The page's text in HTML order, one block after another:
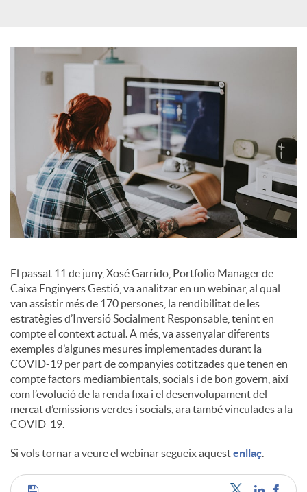
s
El passat 11 de juny, Xosé Garrido, Portfolio Manager de
Caixa Enginyers Gestió, va analitzar en un webinar, al qual
van assistir més de 170 persones, la rendibilitat de les
estratègies d’Inversió Socialment Responsable, tenint en
compte el context actual. A més, va assenyalar diferents
exemples d’algunes mesures implementades durant la
COVID-19 per part de companyies cotitzades que tenen en
compte factors mediambientals, socials i de bon govern, així
com l’evolució de la renda fixa i el desenvolupament del
mercat d’emissions verdes i socials, ara també vinculades a la
COVID-19.
Si vols tornar a veure el webinar segueix aquestenllaç.